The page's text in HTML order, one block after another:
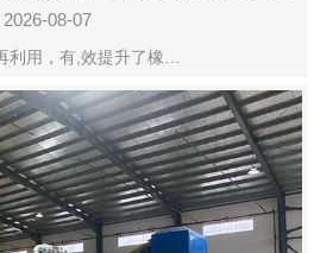
用率
2026-08-07
利用，有,效提升了橡…